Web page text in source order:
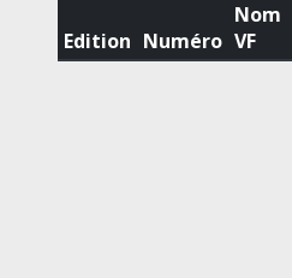
Edition Numéro
Nom
VF